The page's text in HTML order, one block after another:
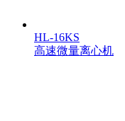
HL-16KS
高速微量离心机